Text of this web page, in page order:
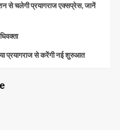
से चलेगी प्रयागराज एक्सप्रेस, जानें
प्रयागराज से करेंगी नई शुरुआत